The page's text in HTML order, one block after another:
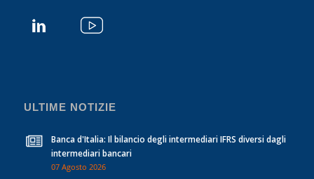
ULTIME NOTIZIE
Banca d'Italia: Il bilancio degli intermediari IFRS diversi dagli
intermediari bancari
07 Agosto 2026